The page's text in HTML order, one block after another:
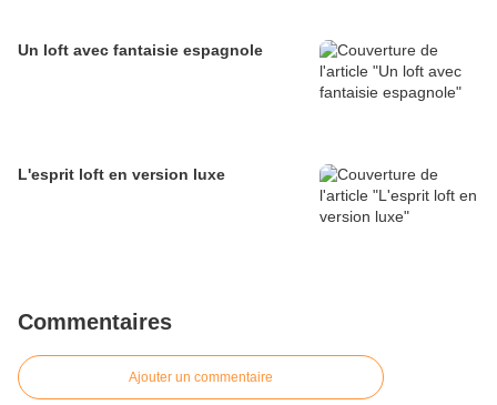
Un loft avec fantaisie espagnole
L'esprit loft en version luxe
Commentaires
Ajouter un commentaire